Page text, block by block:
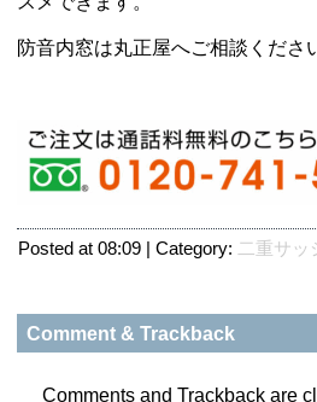
防音内窓は丸正屋へご相談くださ
Posted at 08:09 | Category:二重サ
Comment & Trackback
Comments and Trackback are